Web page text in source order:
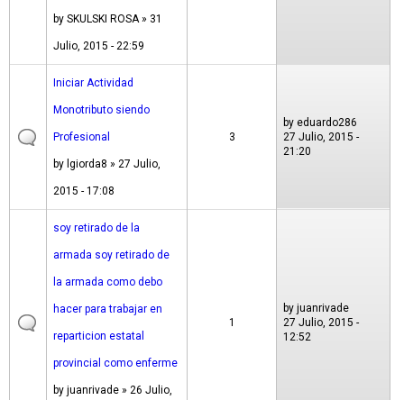
by SKULSKI ROSA» 31
Julio, 2015 - 22:59
Iniciar Actividad
Monotributo siendo
Profesional
by lgiorda8 » 27 Julio,
2015 - 17:08
3
by eduardo286
27 Julio, 2015 -
21:20
soy retirado de la
armada soy retirado de
la armada como debo
hacer para trabajar en
reparticion estatal
provincial como enferme
by juanrivade » 26 Julio,
1
by juanrivade
27 Julio, 2015 -
12:52